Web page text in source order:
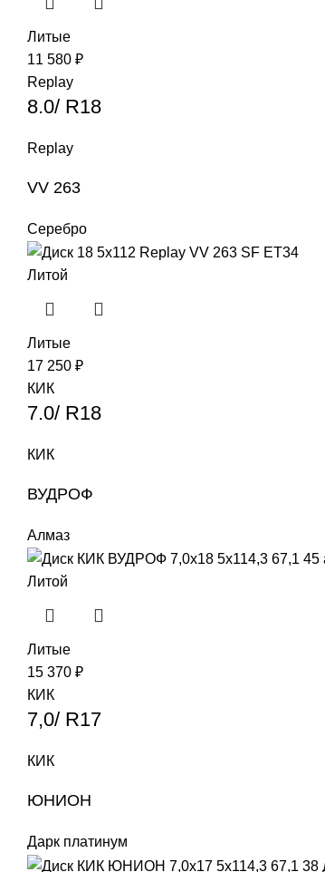
Литые
11 580 ₽
Replay
8.0/ R18
Replay
VV 263
Серебро
Литой
Литые
17 250 ₽
КИК
7.0/ R18
КИК
ВУДРОФ
Алмаз
Литой
Литые
15 370 ₽
КИК
7,0/ R17
КИК
ЮНИОН
Дарк платинум